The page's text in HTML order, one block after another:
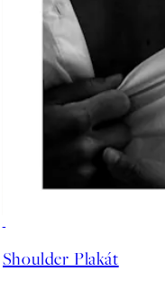
Shoulder Plakát